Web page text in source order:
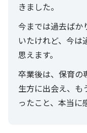
きました。
今までは過去ばか
いたけれど、今は
思えます。
卒業後は、保育の
生方に出会え、も
ったこと、本当に